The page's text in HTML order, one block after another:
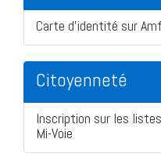
Carte d'identité sur
Citoyenneté
Inscription sur les
Mi-Voie